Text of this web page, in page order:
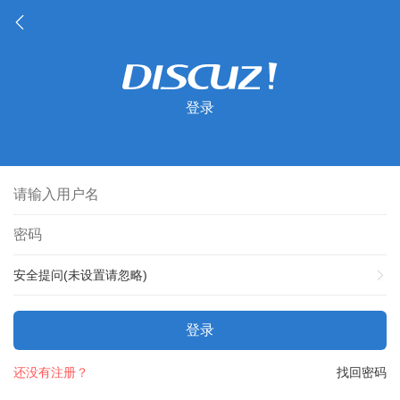
登录
安全提问(未设置请忽略)
登录
找回密码
还没有注册？